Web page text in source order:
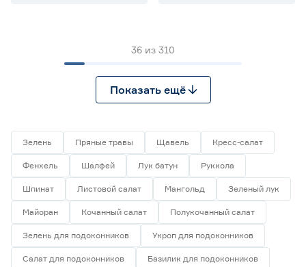
36 из 310
Показать ещё
Зелень Пряные травы Щавель Кресс-салат
Фенхель Шалфей Лук батун Руккола
Шпинат Листовой салат Мангольд Зеленый лук
Майоран Кочанный салат Полукочанный салат
Зелень для подоконников Укроп для подоконников
Салат для подоконников Базилик для подоконников